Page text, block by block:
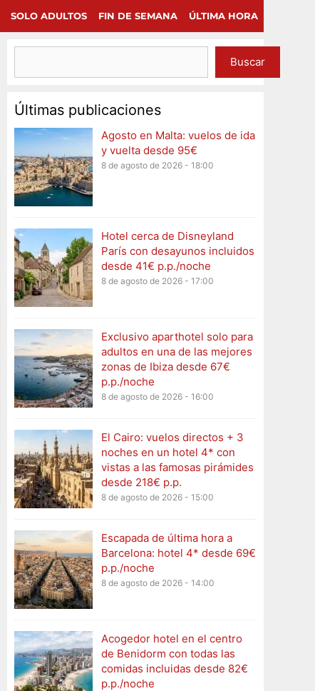
SOLO ADULTOS FIN DE SEMANA ÚLTIMA HORA
Buscar
Últimas publicaciones
Agosto en Malta: vuelos de ida
y vuelta desde 95€
8 de agosto de 2026 - 18:00
Hotel cerca de Disneyland
París con desayunos incluidos
desde 41€ p.p./noche
8 de agosto de 2026 - 17:00
Exclusivo aparthotel solo para
adultos en una de las mejores
zonas de Ibiza desde 67€
p.p./noche
8 de agosto de 2026 - 16:00
El Cairo: vuelos directos + 3
noches en un hotel 4* con
vistas a las famosas pirámides
desde 218€ p.p.
8 de agosto de 2026 - 15:00
Escapada de última hora a
Barcelona: hotel 4* desde 69€
p.p./noche
8 de agosto de 2026 - 14:00
Acogedor hotel en el centro
de Benidorm con todas las
comidas incluidas desde 82€
p.p./noche
Continuar ×